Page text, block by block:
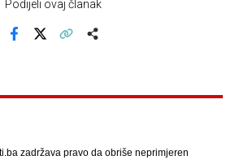
Podijeli ovaj članak
zadržava pravo da obriše neprimjeren